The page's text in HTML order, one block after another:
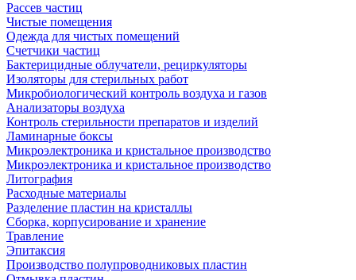
Рассев частиц
Чистые помещения
Одежда для чистых помещений
Счетчики частиц
Бактерицидные облучатели, рециркуляторы
Изоляторы для стерильных работ
Микробиологический контроль воздуха и газов
Анализаторы воздуха
Контроль стерильности препаратов и изделий
Ламинарные боксы
Микроэлектроника и кристальное производство
Микроэлектроника и кристальное производство
Литография
Расходные материалы
Разделение пластин на кристаллы
Сборка, корпусирование и хранение
Травление
Эпитаксия
Производство полупроводниковых пластин